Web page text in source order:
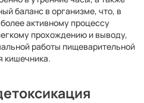
баланс в организме, что, в
активному процессу
прохождению и выводу,
работы пищеварительной
кишечника.